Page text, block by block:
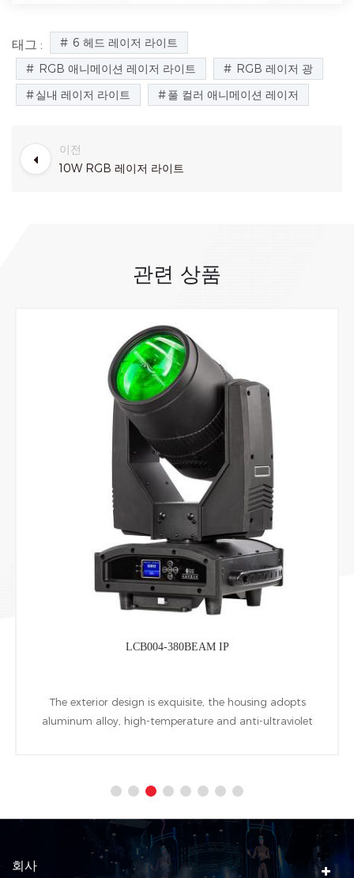
태그 :
6 헤드 레이저 라이트
RGB 애니메이션 레이저 라이트
RGB 레이저 광
실내 레이저 라이트
풀 컬러 애니메이션 레이저
이전
10W RGB 레이저 라이트
관련 상품
LCE083-72x15RGBWZ
Its all-aluminum waterproof structure,stylish, generous,
simple installation. 36pcs 15W RGBW LED main light
회사